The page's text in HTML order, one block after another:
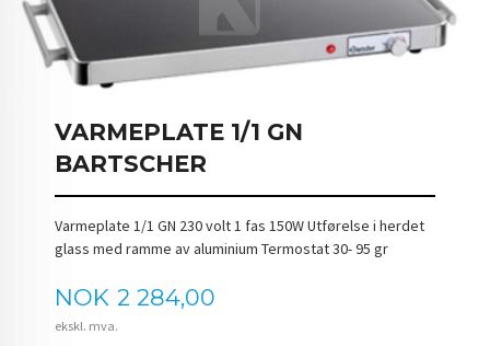
VARMEPLATE 1/1 GN
BARTSCHER
Varmeplate 1/1 GN 230 volt 1 fas 150W Utførelse i herdet
glass med ramme av aluminium Termostat 30- 95 gr
Pris
NOK 2 284,00
ekskl. mva.